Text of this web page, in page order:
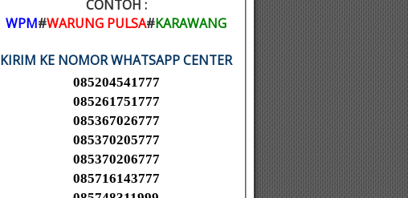
CONTOH :
WPM#WARUNG PULSA#KARAWANG
KIRIM KE NOMOR WHATSAPP CENTER
085204541777
085261751777
085367026777
085370205777
085370206777
085716143777